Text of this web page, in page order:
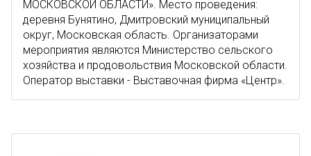
МОСКОВСКОЙ ОБЛАСТИ». Место проведения:
деревня Бунятино, Дмитровский муниципальный
округ, Московская область. Организаторами
мероприятия являются Министерство сельского
хозяйства и продовольствия Московской области.
Оператор выставки - Выставочная фирма «Центр».